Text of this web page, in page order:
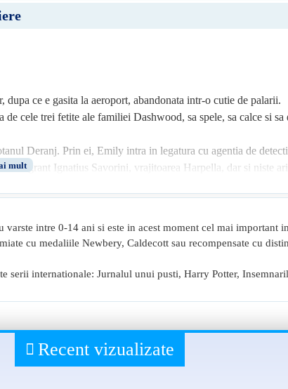
intre 0-14 ani si este in acest moment cel mai important
cu medaliile Newbery, Caldecott sau recompensate cu
serii internationale: Jurnalul unui pusti, Harry Potter,
ce e gasita la aeroport, abandonata intr-o cutie de palarii.
cele trei fetite ale familiei Dashwood, sa spele, sa calce si sa
Deranj. Prin ei, Emily intra in legatura cu agentia de
Flagrant Ignatius Savorini, vrajitoarea Harpella, dar si niste